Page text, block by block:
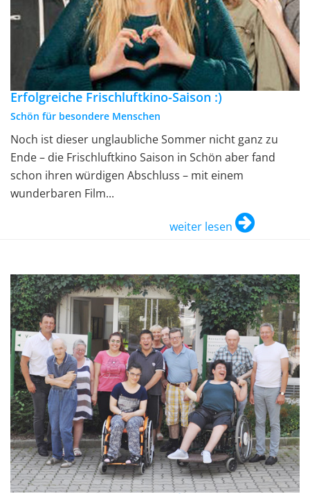
Erfolgreiche Frischluftkino-Saison :)
Schön für besondere Menschen
Noch ist dieser unglaubliche Sommer nicht ganz zu
Ende – die Frischluftkino Saison in Schön aber fand
schon ihren würdigen Abschluss – mit einem
wunderbaren Film...
weiter lesen